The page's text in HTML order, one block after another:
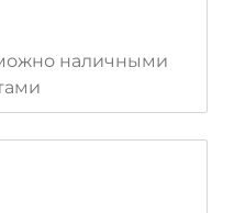
наличными